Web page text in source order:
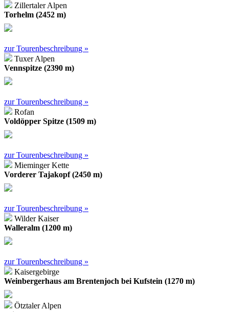
Zillertaler Alpen
Torhelm (2452 m)
zur Tourenbeschreibung »
Tuxer Alpen
Vennspitze (2390 m)
zur Tourenbeschreibung »
Rofan
Voldöpper Spitze (1509 m)
zur Tourenbeschreibung »
Mieminger Kette
Vorderer Tajakopf (2450 m)
zur Tourenbeschreibung »
Wilder Kaiser
Walleralm (1200 m)
zur Tourenbeschreibung »
Kaisergebirge
Weinbergerhaus am Brentenjoch bei Kufstein (1270 m)
Ötztaler Alpen